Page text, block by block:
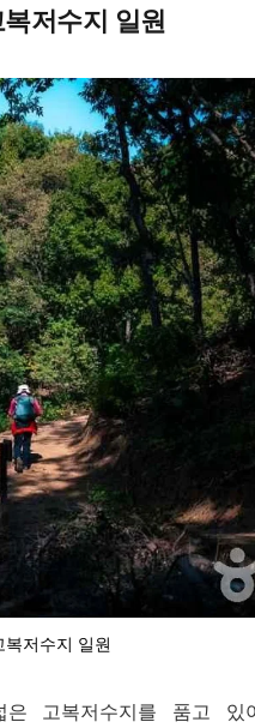
저수지 일원
저수지 일원
은 고복저수지를 품고